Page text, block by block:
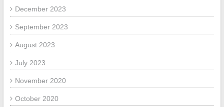
December 2023
September 2023
August 2023
July 2023
November 2020
October 2020